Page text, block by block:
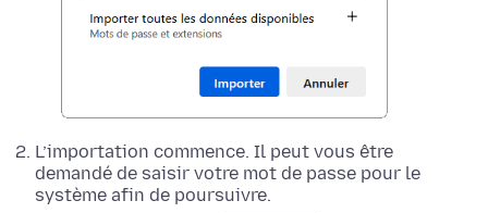
L’importation commence. Il peut vous être
demandé de saisir votre mot de passe pour le
système afin de poursuivre.